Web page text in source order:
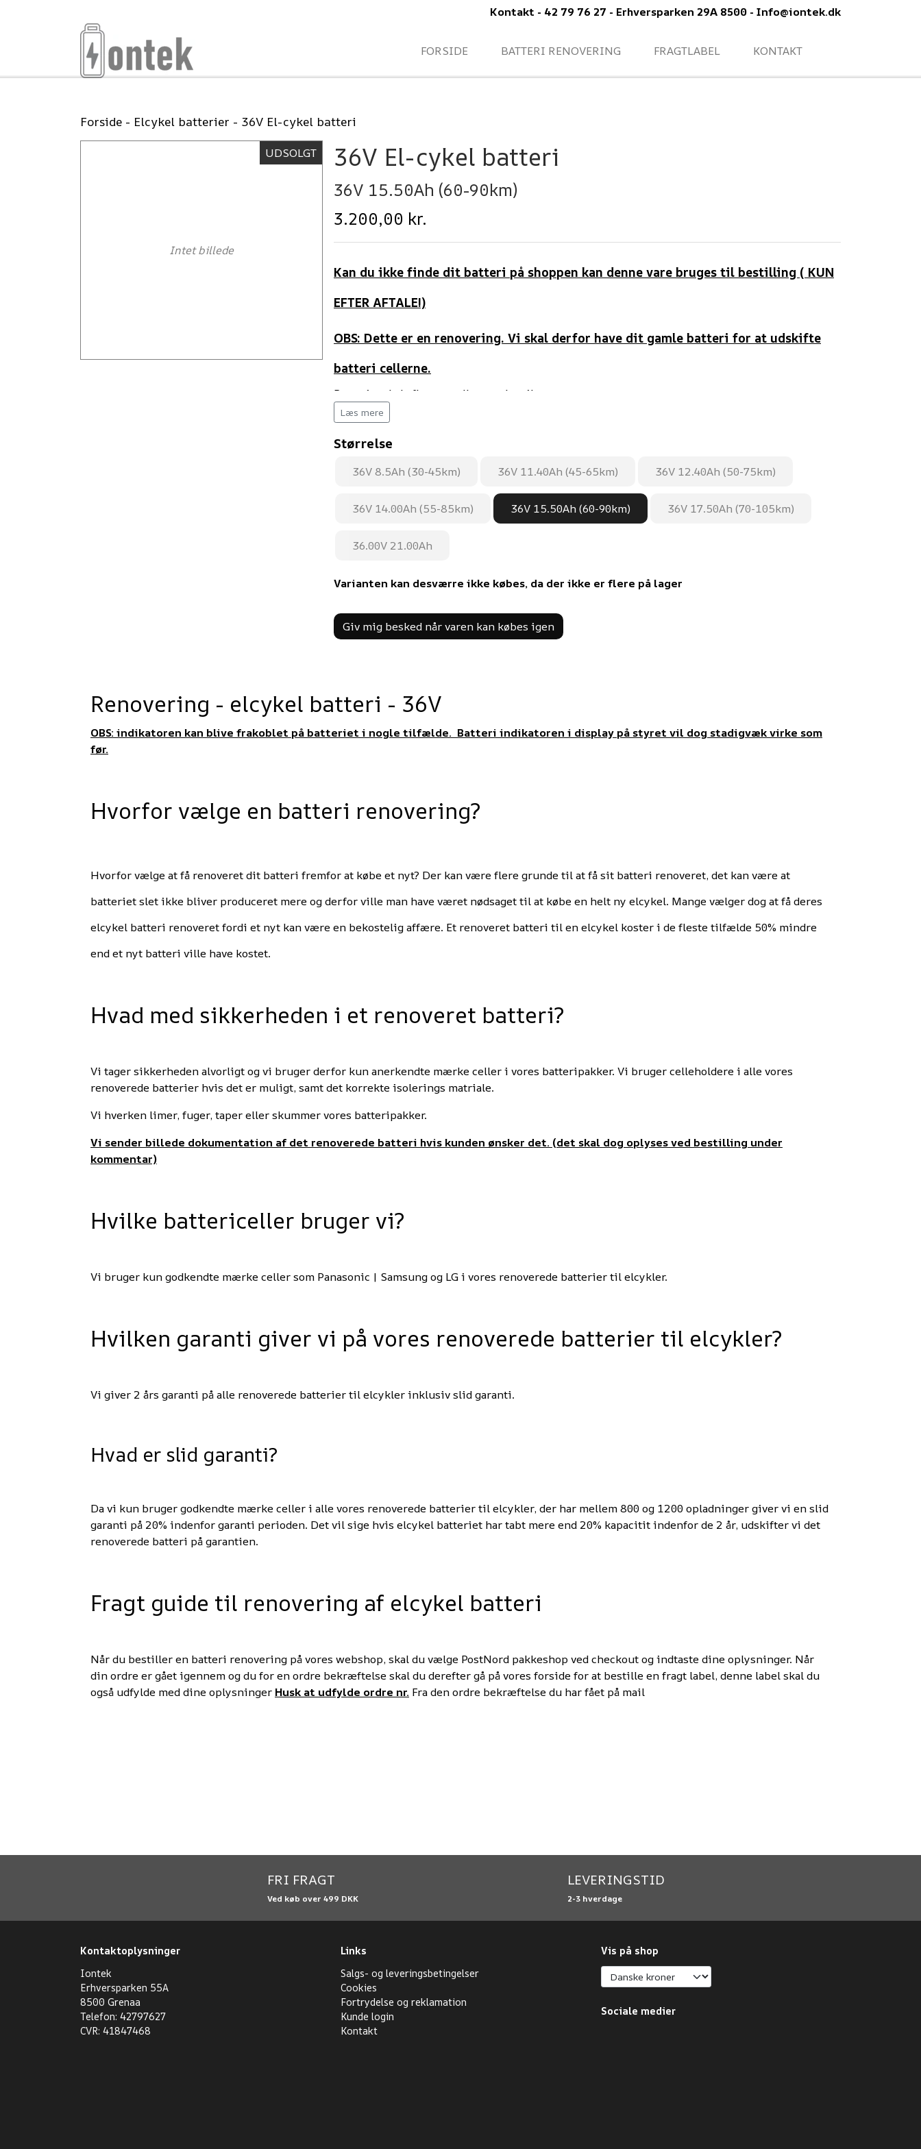
Kontakt - 42 79 76 27 - Erhversparken 29A 8500 - Info@iontek.dk
FORSIDE BATTERI RENOVERING FRAGTLABEL KONTAKT
Forside Elcykel batterier 36V El-cykel batteri
UDSOLGT
Intet billede
36V El-cykel batteri
36V 15.50Ah (60-90km)
3.200,00 kr.
Kan du ikke finde dit batteri på shoppen kan denne vare bruges til bestilling ( KUN
EFTER AFTALE!)
OBS: Dette er en renovering. Vi skal derfor have dit gamle batteri for at udskifte
batteri cellerne.
Batteriet skal afleveres eller sendes til os
Se fragt guide til batteri renovering i bunden af denne side
Læs mere
Størrelse
36V 8.5Ah (30-45km) 36V 11.40Ah (45-65km) 36V 12.40Ah (50-75km)
36V 14.00Ah (55-85km) 36V 15.50Ah (60-90km) 36V 17.50Ah (70-105km)
36.00V 21.00Ah
Varianten kan desværre ikke købes, da der ikke er flere på lager
Giv mig besked når varen kan købes igen
Renovering - elcykel batteri - 36V
OBS: indikatoren kan blive frakoblet på batteriet i nogle tilfælde. Batteri indikatoren i display på styret vil dog stadigvæk virke som
før.
Hvorfor vælge en batteri renovering?
Hvorfor vælge at få renoveret dit batteri fremfor at købe et nyt? Der kan være flere grunde til at få sit batteri renoveret, det kan være at
batteriet slet ikke bliver produceret mere og derfor ville man have været nødsaget til at købe en helt ny elcykel. Mange vælger dog at få deres
elcykel batteri renoveret fordi et nyt kan være en bekostelig affære. Et renoveret batteri til en elcykel koster i de fleste tilfælde 50% mindre
end et nyt batteri ville have kostet.
Hvad med sikkerheden i et renoveret batteri?
Vi tager sikkerheden alvorligt og vi bruger derfor kun anerkendte mærke celler i vores batteripakker. Vi bruger celleholdere i alle vores
renoverede batterier hvis det er muligt, samt det korrekte isolerings matriale.
Vi hverken limer, fuger, taper eller skummer vores batteripakker.
Vi sender billede dokumentation af det renoverede batteri hvis kunden ønsker det. (det skal dog oplyses ved bestilling under
kommentar)
Hvilke battericeller bruger vi?
Vi bruger kun godkendte mærke celler som Panasonic | Samsung og LG i vores renoverede batterier til elcykler.
Hvilken garanti giver vi på vores renoverede batterier til elcykler?
Vi giver 2 års garanti på alle renoverede batterier til elcykler inklusiv slid garanti.
Hvad er slid garanti?
Da vi kun bruger godkendte mærke celler i alle vores renoverede batterier til elcykler, der har mellem 800 og 1200 opladninger giver vi en slid
garanti på 20% indenfor garanti perioden. Det vil sige hvis elcykel batteriet har tabt mere end 20% kapacitit indenfor de 2 år, udskifter vi det
renoverede batteri på garantien.
Fragt guide til renovering af elcykel batteri
Når du bestiller en batteri renovering på vores webshop, skal du vælge PostNord pakkeshop ved checkout og indtaste dine oplysninger. Når
din ordre er gået igennem og du for en ordre bekræftelse skal du derefter gå på vores forside for at bestille en fragt label, denne label skal du
også udfylde med dine oplysningerHusk at udfylde ordre nr. Fra den ordre bekræftelse du har fået på mail
FRI FRAGT
Ved køb over 499 DKK
LEVERINGSTID
2-3 hverdage
Kontaktoplysninger
Iontek
Erhversparken 55A
8500 Grenaa
Telefon: 42797627
CVR: 41847468
Links
Salgs- og leveringsbetingelser
Cookies
Fortrydelse og reklamation
Kunde login
Kontakt
Vis på shop
Sociale medier